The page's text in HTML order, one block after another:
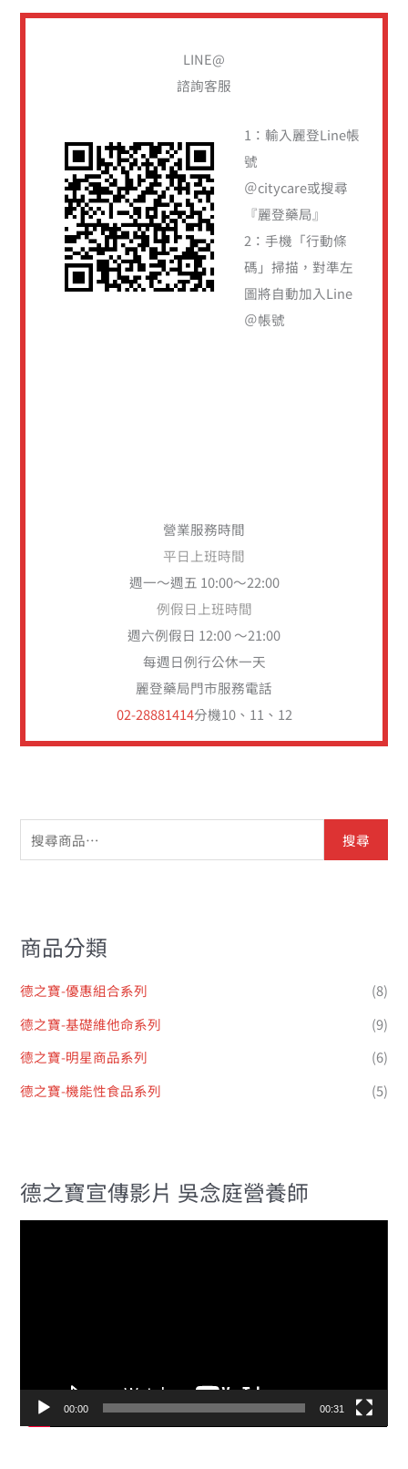
LINE@
諮詢客服
1：輸入麗登Line帳
號
＠citycare或搜尋
『麗登藥局』
2：手機「行動條
碼」掃描，對準左
圖將自動加入Line
＠帳號
營業服務時間
平日上班時間
週一～週五 10:00～22:00
例假日上班時間
週六例假日 12:00 ～21:00
每週日例行公休一天
麗登藥局門市服務電話
02-28881414分機10、11、12
尋
搜尋
商品分類
德之寶-優惠組合系列
(8)
德之寶-基礎維他命系列
(9)
德之寶-明星商品系列
(6)
德之寶-機能性食品系列
(5)
德之寶宣傳影片 吳念庭營養師
00:00 00:31